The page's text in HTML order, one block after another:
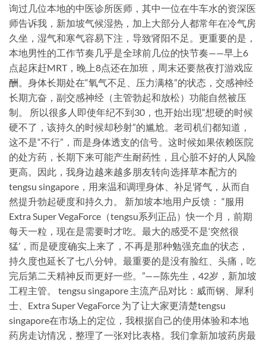
询过几位本地的中医诊所医师，其中一位在牛车水的资深医
师告诉我，新加坡气候湿热，加上大部分人都常年在冷气房
久坐，湿气和寒气容易下注，导致肾阳不足。更重要的是，
本地男性的工作节奏几乎是全球前几位的快节奏——早上6
点起床赶MRT，晚上8点还在加班，周末还要熬夜打游戏应
酬。身体长期处在“氧气不足、压力满格”的状态，交感神经
长期亢奋，副交感神经（主管勃起和放松）功能自然被压
制。 所以很多人即使年纪不到30，也开始出现“想硬的时候
硬不了，该持久的时候却秒射”的尴尬。老司机们都知道，
这不是“不行”，而是身体透支的信号。这时候如果依赖医院
的处方药，长期下来可能产生耐药性，且心脏不好的人风险
更高。因此，我身边越来越多朋友转向选择草本配方的
tengsu singapore，用来温和调理身体、补足肾气，从而自
然提升勃起硬度和持久力。 新加坡本地用户反馈： “服用
Extra Super VegaForce（tengsu系列正品）快一个月，前期
每天一粒，现在是需要时才吃。最大的感受不是‘突然很
猛’，而是硬度确实上来了，不再是那种勉强充血的状态，
持久度也延长了七八分钟。最重要的是没有脸红、头痛，吃
完后第二天精神反而更好一些。”——陈先生，42岁，新加坡
工程主管。 tengsu singapore 主流产品对比：威而钢、犀利
士、Extra Super VegaForce 为了让大家更清楚tengsu
singapore在市场上的定位，我根据自己的使用体验和本地
药房走访情况，整理了一张对比表格。我们拿新加坡药房最